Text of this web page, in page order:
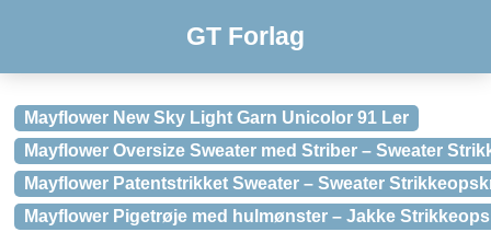
GT Forlag
Mayflower New Sky Light Garn Unicolor 91 Ler
Mayflower Oversize Sweater med Striber – Sweater
Mayflower Patentstrikket Sweater – Sweater
Mayflower Pigetrøje med hulmønster – Jakke